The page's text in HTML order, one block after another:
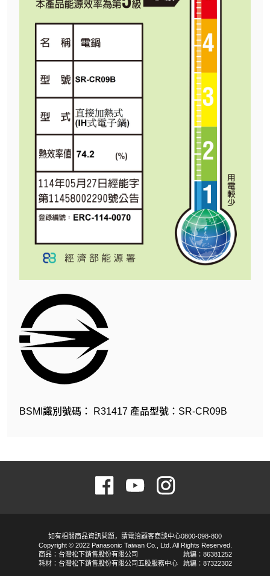
BSMI識別號碼： R31417 產品型號：SR-CR09B
如有相關商品資訊問題，請電洽顧客商談中心0800-098-800
Copyright © 2022 Panasonic Taiwan Co., Ltd. All Rights Reserved.
商品：台灣松下銷售股份有限公司
耗材：台灣松下銷售股份有限公司五股服務中心
統編：86381252
統編：87322302